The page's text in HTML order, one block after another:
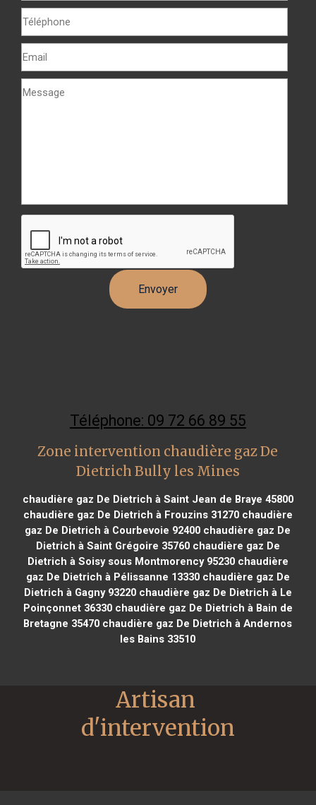
Téléphone: 09 72 66 89 55
Zone intervention chaudière gaz De
Dietrich Bully les Mines
chaudière gaz De Dietrich à Saint Jean de Braye 45800
chaudière gaz De Dietrich à Frouzins 31270chaudière
gaz De Dietrich à Courbevoie 92400 chaudière gaz De
Dietrich à Saint Grégoire 35760chaudière gaz De
Dietrich à Soisy sous Montmorency 95230chaudière
gaz De Dietrich à Pélissanne 13330chaudière gaz De
Dietrich à Gagny 93220chaudière gaz De Dietrich à Le
Poinçonnet 36330chaudière gaz De Dietrich à Bain de
Bretagne 35470 chaudière gaz De Dietrich à Andernos
les Bains 33510
Artisan
d'intervention